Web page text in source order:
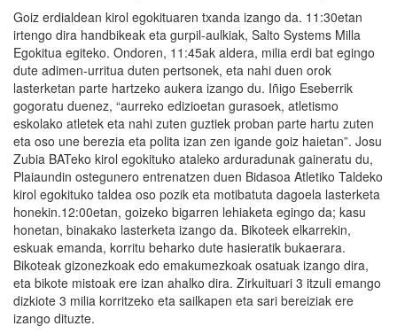
Goiz erdialdean kirol egokituaren txanda izango da. 11:30etan
irtengo dira handbikeak eta gurpil-aulkiak, Salto Systems Milla
Egokitua egiteko. Ondoren, 11:45ak aldera, milia erdi bat egingo
dute adimen-urritua duten pertsonek, eta nahi duen orok
lasterketan parte hartzeko aukera izango du. Iñigo Eseberrik
gogoratu duenez, “aurreko edizioetan gurasoek, atletismo
eskolako atletek eta nahi zuten guztiek proban parte hartu zuten
eta oso une berezia eta polita izan zen igande goiz haietan”. Josu
Zubia BATeko kirol egokituko ataleko arduradunak gaineratu du,
Plaiaundin ostegunero entrenatzen duen Bidasoa Atletiko Taldeko
kirol egokituko taldea oso pozik eta motibatuta dagoela lasterketa
honekin.12:00etan, goizeko bigarren lehiaketa egingo da; kasu
honetan, binakako lasterketa izango da. Bikoteek elkarrekin,
eskuak emanda, korritu beharko dute hasieratik bukaerara.
Bikoteak gizonezkoak edo emakumezkoak osatuak izango dira,
eta bikote mistoak ere izan ahalko dira. Zirkuituari 3 itzuli emango
dizkiote 3 milia korritzeko eta sailkapen eta sari bereiziak ere
izango dituzte.